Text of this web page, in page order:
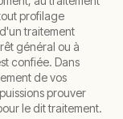
profilage
traitement
général ou à
confiée. Dans
de vos
prouver
le dit traitement.